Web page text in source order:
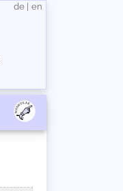
de en